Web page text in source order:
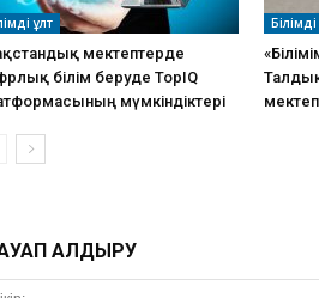
ұлт
мектептерде
білім беруде ToрIQ
мүмкіндіктері
ҚАЛДЫРУ